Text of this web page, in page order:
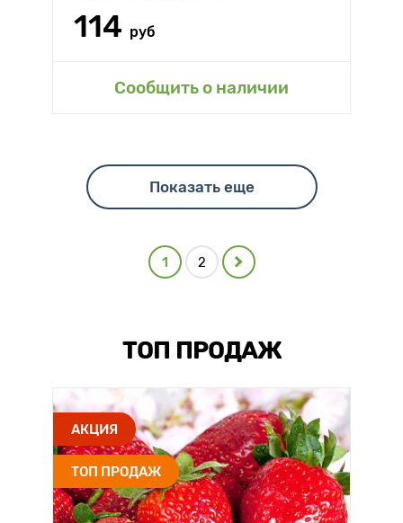
114 руб
Сообщить о наличии
Показать еще
1 2
ТОП ПРОДАЖ
АКЦИЯ
ТОП ПРОДАЖ